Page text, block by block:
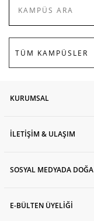
KURUMSAL
İLETİŞİM & ULAŞIM
SOSYAL MEDYADA DOĞA
E-BÜLTEN ÜYELİĞİ